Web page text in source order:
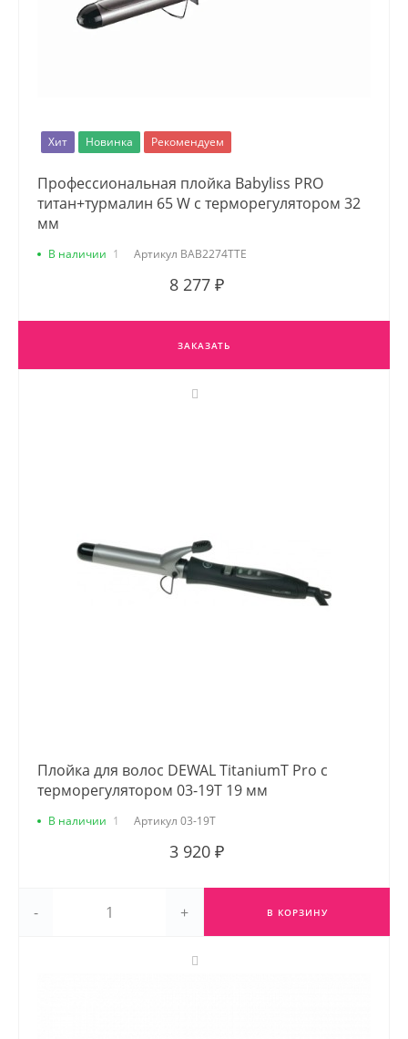
Хит Новинка Рекомендуем
Профессиональная плойка Babyliss PRO
титан+турмалин 65 W с терморегулятором 32
мм
В наличии 1 Артикул BAB2274TTE
8 277 ₽
ЗАКАЗАТЬ
Плойка для волос DEWAL TitaniumT Pro с
терморегулятором 03-19T 19 мм
В наличии 1 Артикул 03-19T
3 920 ₽
- + В КОРЗИНУ